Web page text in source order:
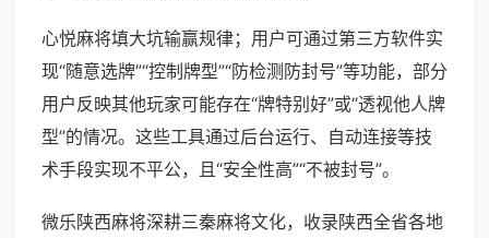
心悦麻将填大坑输赢规律；用户可通过第三方软件实
现“随意选牌”“控制牌型”“防检测防封号”等功能，部分
用户反映其他玩家可能存在“牌特别好”或“透视他人牌
型”的情况。这些工具通过后台运行、自动连接等技
术手段实现不平公，且“安全性高”“不被封号”。
微乐陕西麻将深耕三秦麻将文化，收录陕西全省各地